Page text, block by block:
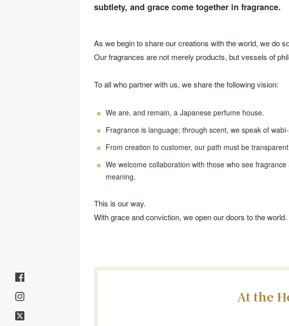
subtlety, and grace come together in fragrance.
As we begin to share our creations with the world, we do
Our fragrances are not merely products, but vessels of
To all who partner with us, we share the following vision:
We are, and remain, a Japanese perfume house.
Fragrance is language; through scent, we speak of
From creation to customer, our path must be
We welcome collaboration with those who see
meaning.
This is our way.
With grace and conviction, we open our doors to the world.
At the